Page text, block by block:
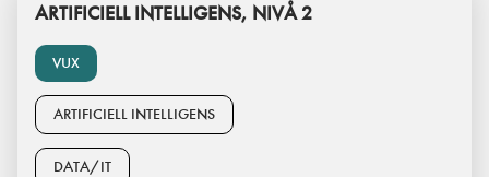
VUX
ARTIFICIELL INTELLIGENS, NIVÅ 2
ARTIFICIELL INTELLIGENS
DATA/IT